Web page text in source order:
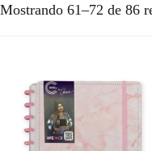
Mostrando 61–72 de 86